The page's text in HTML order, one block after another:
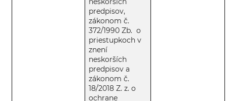
predpisov,
zákonom č.
372/1990 Zb. o
priestupkoch v
znení
neskorších
predpisov a
zákonom č.
18/2018 Z. z. o
ochrane